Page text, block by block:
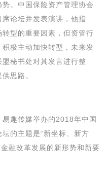
。中国保险资产管理协会
论坛并发表演讲，他指
型的重要因素，但资管行
极主动加快转型，未来发
秘书处对其发言进行整
思路。
趣传媒举办的2018年中国
的主题是“新坐标、新方
融改革发展的新形势和新要